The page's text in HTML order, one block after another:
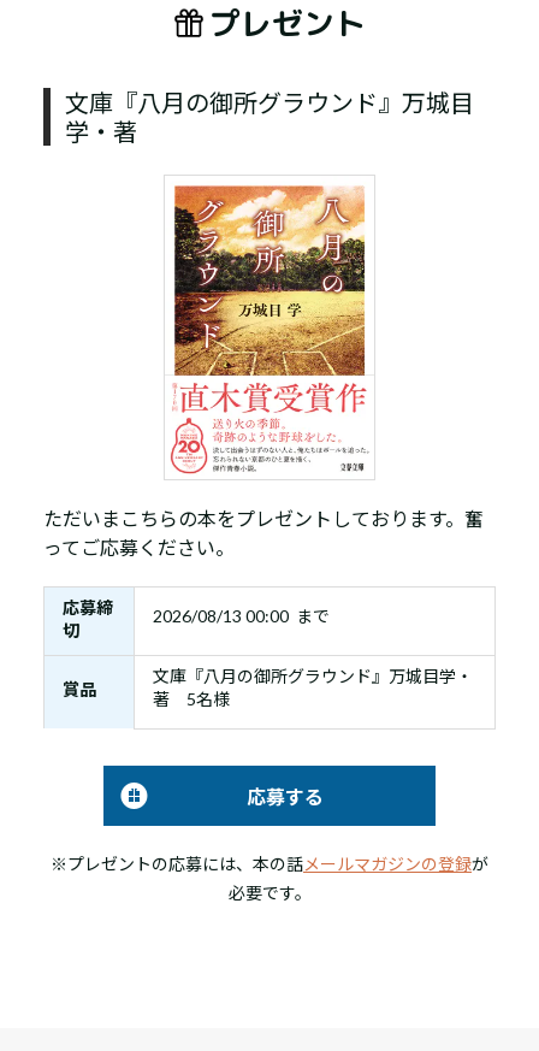
プレゼント
文庫『八月の御所グラウンド』万城目
学・著
ただいまこちらの本をプレゼントしております。奮
ってご応募ください。
応募締
切
2026/08/13 00:00 まで
賞品
文庫『八月の御所グラウンド』万城目学・
著 5名様
応募する
※プレゼントの応募には、本の話メールマガジンの登録が
必要です。